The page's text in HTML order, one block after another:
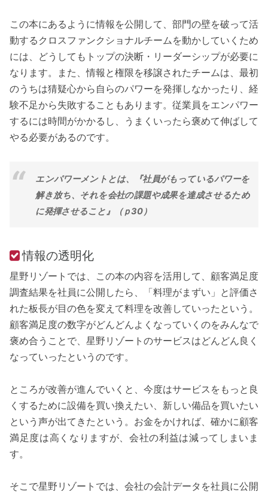
この本にあるように情報を公開して、部門の壁を破って活
動するクロスファンクショナルチームを動かしていくため
には、どうしてもトップの決断・リーダーシップが必要に
なります。また、情報と権限を移譲されたチームは、最初
のうちは猜疑心から自らのパワーを発揮しなかったり、経
験不足から失敗することもあります。従業員をエンパワー
するには時間がかかるし、うまくいったら褒めて伸ばして
やる必要があるのです。
エンパワーメントとは、『社員がもっているパワーを
解き放ち、それを会社の課題や成果を達成させるため
に発揮させること』（ｐ30）
情報の透明化
星野リゾートでは、この本の内容を活用して、顧客満足度
調査結果を社員に公開したら、「料理がまずい」と評価さ
れた板長が目の色を変えて料理を改善していったという。
顧客満足度の数字がどんどんよくなっていくのをみんなで
褒め合うことで、星野リゾートのサービスはどんどん良く
なっていったというのです。
ところが改善が進んでいくと、今度はサービスをもっと良
くするために設備を買い換えたい、新しい備品を買いたい
という声が出てきたという。お金をかければ、確かに顧客
満足度は高くなりますが、会社の利益は減ってしまいま
す。
そこで星野リゾートでは、会社の会計データを社員に公開